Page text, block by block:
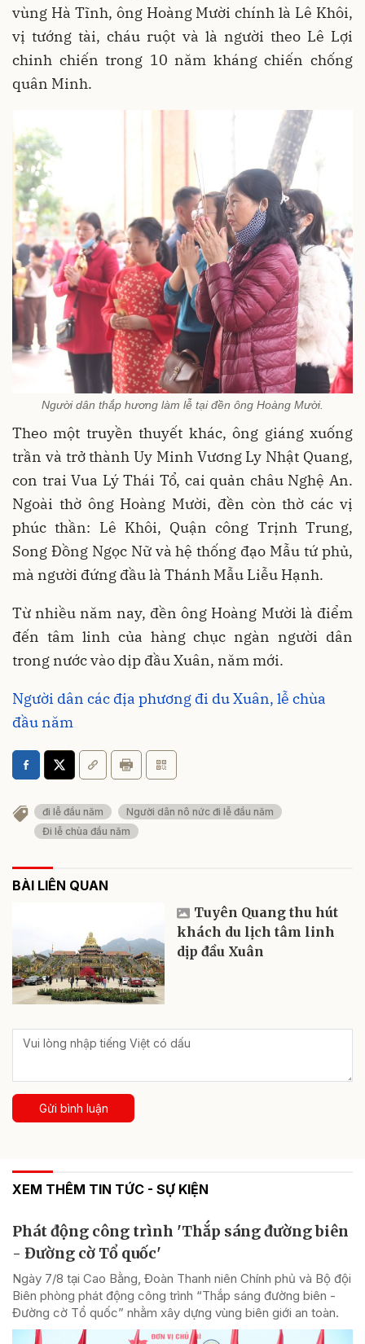
vùng Hà Tĩnh, ông Hoàng Mười chính là Lê Khôi,
vị tướng tài, cháu ruột và là người theo Lê Lợi
chinh chiến trong 10 năm kháng chiến chống
quân Minh.
Người dân thắp hương làm lễ tại đền ông Hoàng Mười.
Theo một truyền thuyết khác, ông giáng xuống
trần và trở thành Uy Minh Vương Ly Nhật Quang,
con trai Vua Lý Thái Tổ, cai quản châu Nghệ An.
Ngoài thờ ông Hoàng Mười, đền còn thờ các vị
phúc thần: Lê Khôi, Quận công Trịnh Trung,
Song Đồng Ngọc Nữ và hệ thống đạo Mẫu tứ phủ,
mà người đứng đầu là Thánh Mẫu Liễu Hạnh.
Từ nhiều năm nay, đền ông Hoàng Mười là điểm
đến tâm linh của hàng chục ngàn người dân
trong nước vào dịp đầu Xuân, năm mới.
Người dân các địa phương đi du Xuân, lễ chùa
đầu năm
đi lễ đầu năm
Người dân nô nức đi lễ đầu năm
Đi lễ chùa đầu năm
BÀI LIÊN QUAN
Tuyên Quang thu hút
khách du lịch tâm linh
dịp đầu Xuân
Gửi bình luận
XEM THÊM TIN TỨC - SỰ KIỆN
Phát động công trình 'Thắp sáng đường biên
- Đường cờ Tổ quốc'
Ngày 7/8 tại Cao Bằng, Đoàn Thanh niên Chính phủ và Bộ đội
Biên phòng phát động công trình “Thắp sáng đường biên -
Đường cờ Tổ quốc” nhằm xây dựng vùng biên giới an toàn.